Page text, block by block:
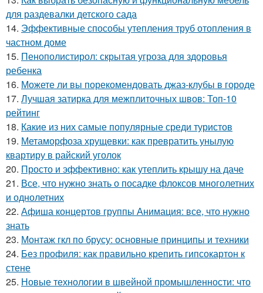
для раздевалки детского сада
14. Эффективные способы утепления труб отопления в
частном доме
15. Пенополистирол: скрытая угроза для здоровья
ребенка
16. Можете ли вы порекомендовать джаз-клубы в городе
17. Лучшая затирка для межплиточных швов: Топ-10
рейтинг
18. Какие из них самые популярные среди туристов
19. Метаморфоза хрущевки: как превратить унылую
квартиру в райский уголок
20. Просто и эффективно: как утеплить крышу на даче
21. Все, что нужно знать о посадке флоксов многолетних
и однолетних
22. Афиша концертов группы Анимация: все, что нужно
знать
23. Монтаж гкл по брусу: основные принципы и техники
24. Без профиля: как правильно крепить гипсокартон к
стене
25. Новые технологии в швейной промышленности: что